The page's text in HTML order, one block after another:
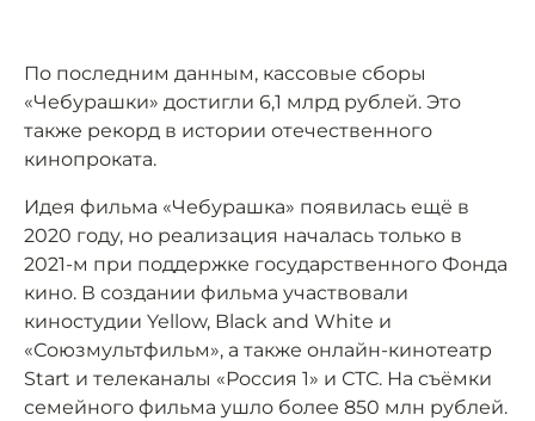
По последним данным, кассовые сборы
«Чебурашки» достигли 6,1 млрд рублей. Это
также рекорд в истории отечественного
кинопроката.
Идея фильма «Чебурашка» появилась ещё в
2020 году, но реализация началась только в
2021-м при поддержке государственного Фонда
кино. В создании фильма участвовали
киностудии Yellow, Black and White и
«Союзмультфильм», а также онлайн-кинотеатр
Start и телеканалы «Россия 1» и СТС. На съёмки
семейного фильма ушло более 850 млн рублей.